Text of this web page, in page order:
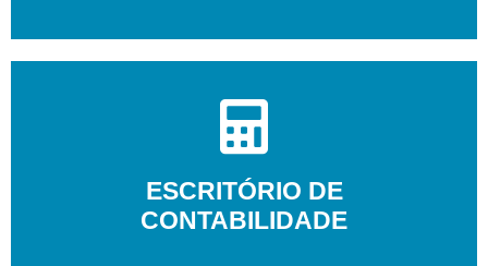
ESCRITÓRIO DE
CONTABILIDADE